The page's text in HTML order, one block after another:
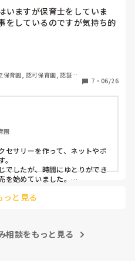
いますが保育士をしていま
をしているのですが気持ち的
在宅や隙間時間で仕事ができ
保育士しかできないのかなと
育園, 認可保育園, 認証・
7 ・ 06/26
園
セサリーを作って、ネットやポ
でしたが、時間にゆとりができ
を始めていました。
っと見る
相談をもっと見る